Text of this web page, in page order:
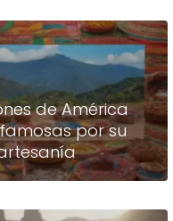
de América
por su